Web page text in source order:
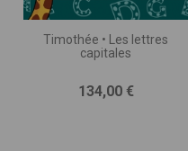
Timothée • Les lettres
capitales
Prix
134,00 €